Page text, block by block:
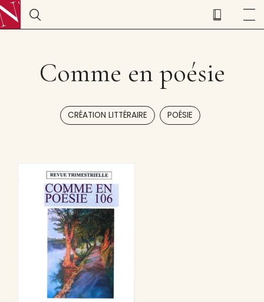
Comme en poésie
CRÉATION LITTÉRAIRE , POÉSIE